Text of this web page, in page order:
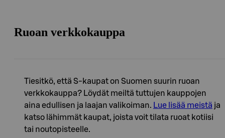
Ruoan verkkokauppa
Tiesitkö, että S-kaupat on Suomen suurin ruoan
verkkokauppa? Löydät meiltä tuttujen kauppojen
aina edullisen ja laajan valikoiman. Lue lisää meistä ja
katso lähimmät kaupat, joista voit tilata ruoat kotiisi
tai noutopisteelle.